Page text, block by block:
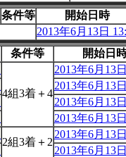
条件等
開始日時
2013年6月13日
条件等
開始日
4組3着＋4
2013年6月13
2013年6月13
2013年6月13
2013年6月13
2組3着＋2
2013年6月13
2013年6月13